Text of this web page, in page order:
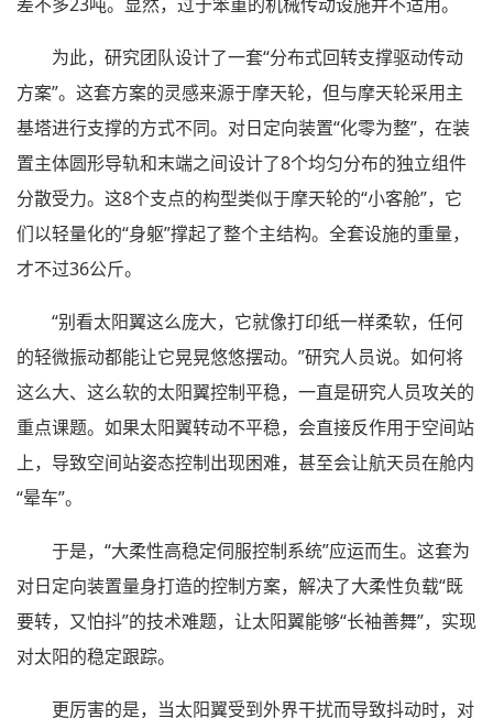
为此，研究团队设计了一套“分布式回转支撑驱动传动
方案”。这套方案的灵感来源于摩天轮，但与摩天轮采用主
基塔进行支撑的方式不同。对日定向装置“化零为整”，在装
置主体圆形导轨和末端之间设计了8个均匀分布的独立组件
分散受力。这8个支点的构型类似于摩天轮的“小客舱”，它
们以轻量化的“身躯”撑起了整个主结构。全套设施的重量，
才不过36公斤。
“别看太阳翼这么庞大，它就像打印纸一样柔软，任何
的轻微振动都能让它晃晃悠悠摆动。”研究人员说。如何将
这么大、这么软的太阳翼控制平稳，一直是研究人员攻关的
重点课题。如果太阳翼转动不平稳，会直接反作用于空间站
上，导致空间站姿态控制出现困难，甚至会让航天员在舱内
“晕车”。
于是，“大柔性高稳定伺服控制系统”应运而生。这套为
对日定向装置量身打造的控制方案，解决了大柔性负载“既
要转，又怕抖”的技术难题，让太阳翼能够“长袖善舞”，实现
对太阳的稳定跟踪。
更厉害的是，当太阳翼受到外界干扰而导致抖动时，对